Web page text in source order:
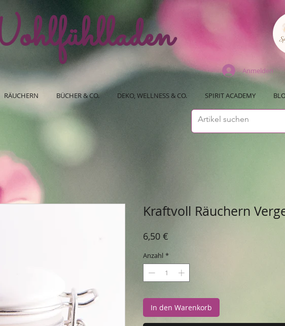
Anmelden
RÄUCHERN BÜCHER & CO. DEKO, WELLNESS & CO. SPIRIT ACADEMY
Kraftvoll Räuchern
6,50 €
Anzahl *
In den Warenkorb